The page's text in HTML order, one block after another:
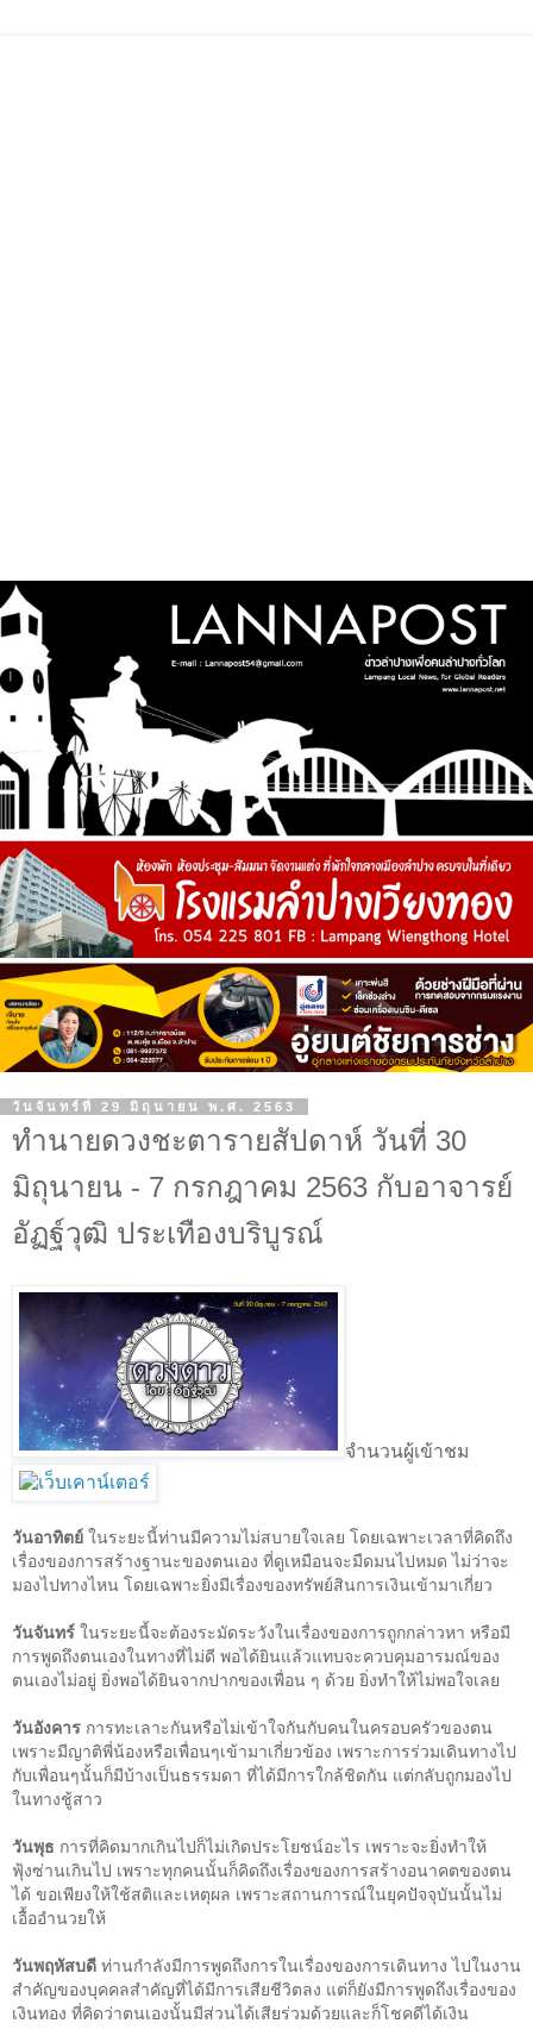
วันจันทร์ที่ 29 มิถุนายน พ.ศ. 2563
ทำนายดวงชะตารายสัปดาห์ วันที่ 30
มิถุนายน - 7 กรกฎาคม 2563 กับอาจารย์
อัฏฐ์วุฒิ ประเทืองบริบูรณ์
จำนวนผู้เข้าชม
วันอาทิตย์ ในระยะนี้ท่านมีความไม่สบายใจเลย โดยเฉพาะเวลาที่คิดถึง
เรื่องของการสร้างฐานะของตนเอง ที่ดูเหมือนจะมืดมนไปหมด ไม่ว่าจะ
มองไปทางไหน โดยเฉพาะยิ่งมีเรื่องของทรัพย์สินการเงินเข้ามาเกี่ยว
วันจันทร์ ในระยะนี้จะต้องระมัดระวังในเรื่องของการถูกกล่าวหา หรือมี
การพูดถึงตนเองในทางที่ไม่ดี พอได้ยินแล้วแทบจะควบคุมอารมณ์ของ
ตนเองไม่อยู่ ยิ่งพอได้ยินจากปากของเพื่อน ๆ ด้วย ยิ่งทำให้ไม่พอใจเลย
วันอังคาร การทะเลาะกันหรือไม่เข้าใจกันกับคนในครอบครัวของตน
เพราะมีญาติพี่น้องหรือเพื่อนๆเข้ามาเกี่ยวข้อง เพราะการร่วมเดินทางไป
กับเพื่อนๆนั้นก็มีบ้างเป็นธรรมดา ที่ได้มีการใกล้ชิดกัน แต่กลับถูกมองไป
ในทางชู้สาว
วันพุธ การที่คิดมากเกินไปก็ไม่เกิดประโยชน์อะไร เพราะจะยิ่งทำให้
ฟุ้งซ่านเกินไป เพราะทุกคนนั้นก็คิดถึงเรื่องของการสร้างอนาคตของตน
ได้ ขอเพียงให้ใช้สติและเหตุผล เพราะสถานการณ์ในยุคปัจจุบันนั้นไม่
เอื้ออำนวยให้
วันพฤหัสบดี ท่านกำลังมีการพูดถึงการในเรื่องของการเดินทาง ไปในงาน
สำคัญของบุคคลสำคัญที่ได้มีการเสียชีวิตลง แต่ก็ยังมีการพูดถึงเรื่องของ
เงินทอง ที่คิดว่าตนเองนั้นมีส่วนได้เสียร่วมด้วยและก็โชคดีได้เงิน